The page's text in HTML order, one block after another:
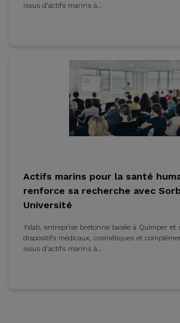
issus d’actifs marins à...
Actifs marins pour la santé
renforce sa recherche avec
Université
Yslab, entreprise bretonne basée à Quimper et
dispositifs médicaux, cosmétiques et
issus d’actifs marins à...